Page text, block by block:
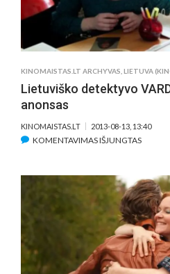
KINOMAISTAS.LT ARCHYVAS LIETUVA
Lietuviško detektyvo
anonsas
KINOMAISTAS.LT 2013-08-13, 13:40
KOMENTAVIMAS IŠJUNGTASĮRAŠE